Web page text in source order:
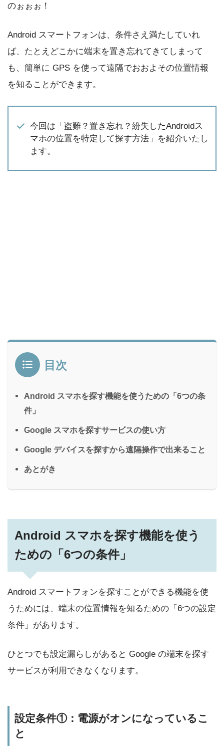
のぉぉぉ！
Android スマートフォンは、条件さえ満たしていれ
ば、たとえどこかに端末を置き忘れてきてしまって
も、簡単に GPS を使って遠隔でおおよその位置情報
を知ることができます。
今回は「盗難？置き忘れ？紛失したAndroidス
マホの位置を特定して探す方法」を紹介いたし
ます。
目次
Android スマホを探す機能を使うための「6つの条
件」
Google スマホを探すサービスの使い方
Google デバイスを探すから遠隔操作で出来ること
あとがき
Android スマホを探す機能を使う
ための「6つの条件」
Android スマートフォンを探すことができる機能を使
うためには、端末の位置情報を知るための「6つの設定
条件」があります。
ひとつでも設定漏らしがあると Google の端末を探す
サービスが利用できなくなります。
設定条件①：電源がオンになっているこ
と